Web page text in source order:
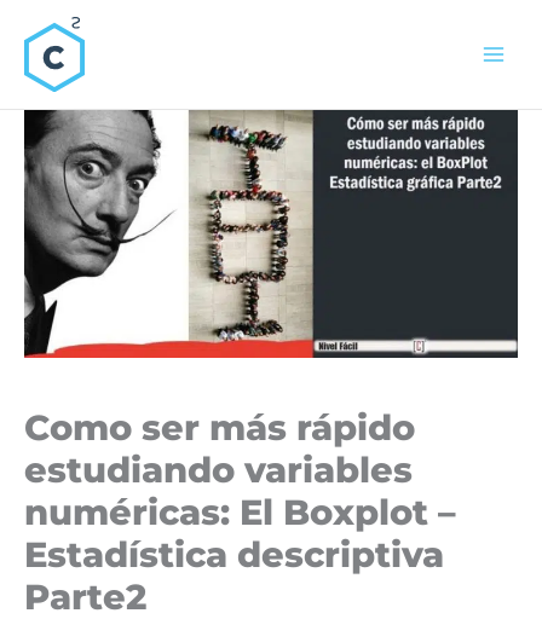
contenido
Como ser más rápido
estudiando variables
numéricas: El Boxplot –
Estadística descriptiva
Parte2